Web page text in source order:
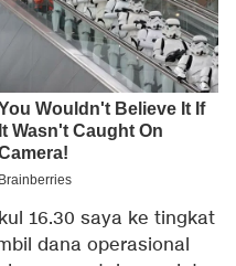
16.30 saya ke tingkat
dana operasional